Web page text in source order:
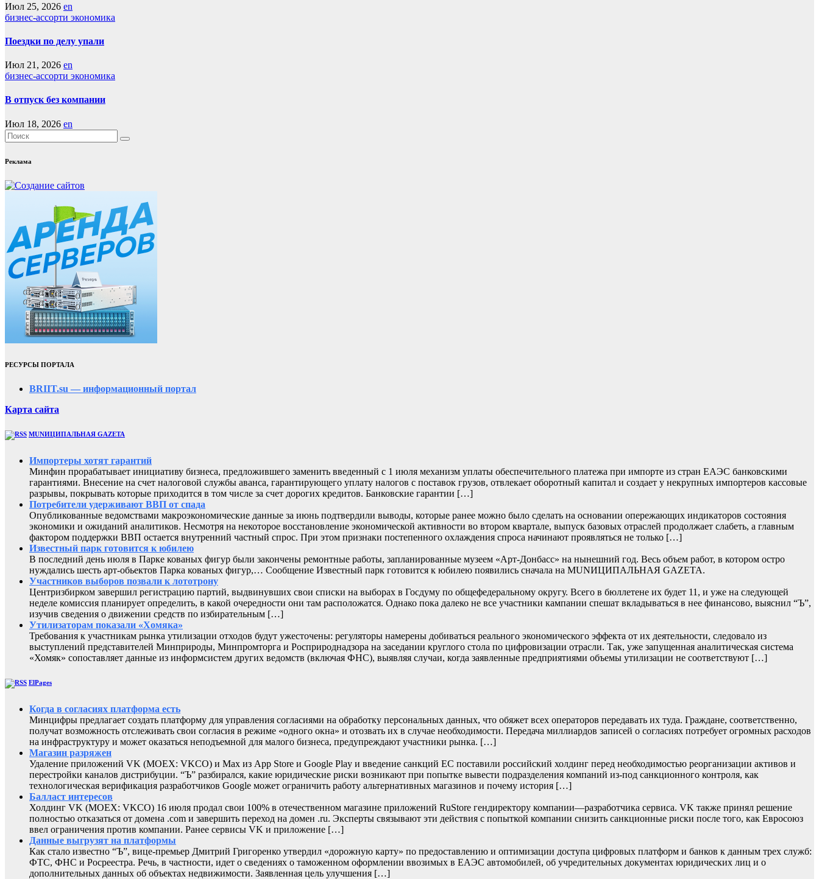
Июл 25, 2026 en
бизнес-ассорти экономика
Поездки по делу упали
Июл 21, 2026 en
бизнес-ассорти экономика
В отпуск без компании
Июл 18, 2026 en
Реклама
РЕСУРСЫ ПОРТАЛА
BRIIT.su — информационный портал
Карта сайта
MUNИЦИПАЛЬНАЯ GAZЕТА
Импортеры хотят гарантий
Минфин прорабатывает инициативу бизнеса, предложившего заменить введенный с 1 июля механизм уплаты обеспечительного платежа при импорте из стран ЕАЭС банковскими
гарантиями. Внесение на счет налоговой службы аванса, гарантирующего уплату налогов с поставок грузов, отвлекает оборотный капитал и создает у некрупных импортеров кассовые
разрывы, покрывать которые приходится в том числе за счет дорогих кредитов. Банковские гарантии […]
Потребители удерживают ВВП от спада
Опубликованные ведомствами макроэкономические данные за июнь подтвердили выводы, которые ранее можно было сделать на основании опережающих индикаторов состояния
экономики и ожиданий аналитиков. Несмотря на некоторое восстановление экономической активности во втором квартале, выпуск базовых отраслей продолжает слабеть, а главным
фактором поддержки ВВП остается внутренний частный спрос. При этом признаки постепенного охлаждения спроса начинают проявляться не только […]
Известный парк готовится к юбилею
В последний день июля в Парке кованых фигур были закончены ремонтные работы, запланированные музеем «Арт-Донбасс» на нынешний год. Весь объем работ, в котором остро
нуждались шесть арт-обьектов Парка кованых фигур,… Сообщение Известный парк готовится к юбилею появились сначала на MUNИЦИПАЛЬНАЯ GAZЕТА.
Участников выборов позвали к лототрону
Центризбирком завершил регистрацию партий, выдвинувших свои списки на выборах в Госдуму по общефедеральному округу. Всего в бюллетене их будет 11, и уже на следующей
неделе комиссия планирует определить, в какой очередности они там расположатся. Однако пока далеко не все участники кампании спешат вкладываться в нее финансово, выяснил “Ъ”,
изучив сведения о движении средств по избирательным […]
Утилизаторам показали «Хомяка»
Требования к участникам рынка утилизации отходов будут ужесточены: регуляторы намерены добиваться реального экономического эффекта от их деятельности, следовало из
выступлений представителей Минприроды, Минпромторга и Росприроднадзора на заседании круглого стола по цифровизации отрасли. Так, уже запущенная аналитическая система
«Хомяк» сопоставляет данные из информсистем других ведомств (включая ФНС), выявляя случаи, когда заявленные предприятиями объемы утилизации не соответствуют […]
ElPages
Когда в согласиях платформа есть
Минцифры предлагает создать платформу для управления согласиями на обработку персональных данных, что обяжет всех операторов передавать их туда. Граждане, соответственно,
получат возможность отслеживать свои согласия в режиме «одного окна» и отозвать их в случае необходимости. Передача миллиардов записей о согласиях потребует огромных расходов
на инфраструктуру и может оказаться неподъемной для малого бизнеса, предупреждают участники рынка. […]
Магазин разряжен
Удаление приложений VK (MOEX: VKCO) и Max из App Store и Google Play и введение санкций ЕС поставили российский холдинг перед необходимостью реорганизации активов и
перестройки каналов дистрибуции. “Ъ” разбирался, какие юридические риски возникают при попытке вывести подразделения компаний из-под санкционного контроля, как
технологическая верификация разработчиков Google может ограничить работу альтернативных магазинов и почему история […]
Балласт интересов
Холдинг VK (MOEX: VKCO) 16 июля продал свои 100% в отечественном магазине приложений RuStore гендиректору компании—разработчика сервиса. VK также принял решение
полностью отказаться от домена .com и завершить переход на домен .ru. Эксперты связывают эти действия с попыткой компании снизить санкционные риски после того, как Евросоюз
ввел ограничения против компании. Ранее сервисы VK и приложение […]
Данные выгрузят на платформы
Как стало известно “Ъ”, вице-премьер Дмитрий Григоренко утвердил «дорожную карту» по предоставлению и оптимизации доступа цифровых платформ и банков к данным трех служб:
ФТС, ФНС и Росреестра. Речь, в частности, идет о сведениях о таможенном оформлении ввозимых в ЕАЭС автомобилей, об учредительных документах юридических лиц и о
дополнительных данных об объектах недвижимости. Заявленная цель улучшения […]